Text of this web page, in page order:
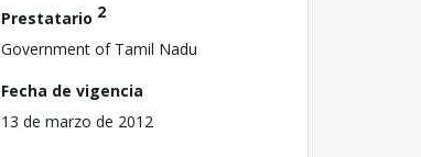
Prestatario 2
Government of Tamil Nadu
Fecha de vigencia
13 de marzo de 2012